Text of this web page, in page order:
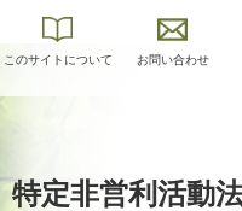
このサイトについて お問い合わせ
特定非営利活動